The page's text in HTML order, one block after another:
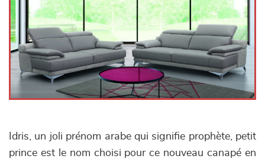
décoration
Idris, un joli prénom arabe qui signifie prophète, petit
prince est le nom choisi pour ce nouveau canapé en